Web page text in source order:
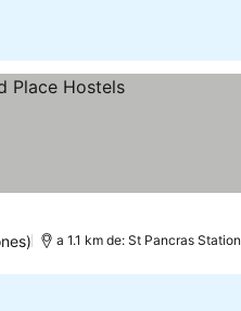
a 1.1 km de: St Pancras Station